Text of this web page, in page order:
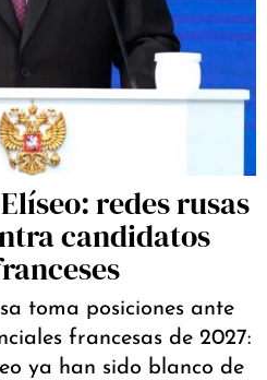
redes rusas
candidatos
toma posiciones ante
francesas de 2027:
ya han sido blanco de